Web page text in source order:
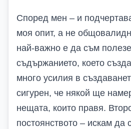
Според мен – и
моя опит, а не
най-важно е да съм
съдържанието, което
много усилия в
сигурен, че някой ще
нещата, които правя.
постоянството – искам да